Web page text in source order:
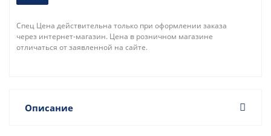
Спец Цена действительна только при оформлении заказа
через интернет-магазин. Цена в розничном магазине
отличаться от заявленной на сайте.
Описание